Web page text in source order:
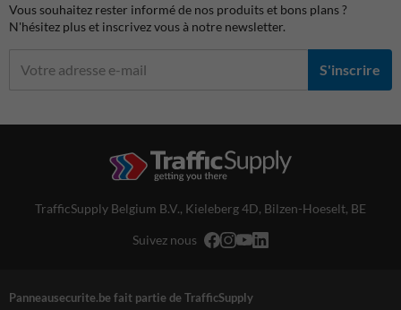
Vous souhaitez rester informé de nos produits et bons plans ?
N'hésitez plus et inscrivez vous à notre newsletter.
S'inscrire
TrafficSupply Belgium B.V., Kieleberg 4D, Bilzen-Hoeselt, BE
Suivez nous
Panneausecurite.be fait partie de TrafficSupply